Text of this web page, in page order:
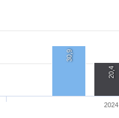
30,9
20,4
2024